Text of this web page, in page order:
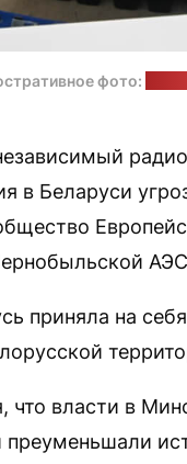
фото:
в Беларуси
приняла на
что власти в
преуменьшали